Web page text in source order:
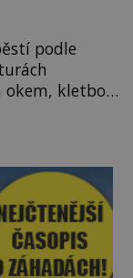
podle
okem, kletbou,
S tímto
lze
je